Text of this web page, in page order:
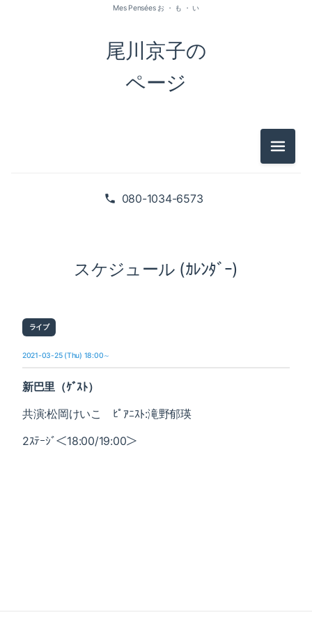
080-1034-6573
尾川京子の
ページ
Mes Pensées お ・ も ・ い
メニュ
スケジュール (ｶﾚﾝﾀﾞｰ)
ライブ
2021-03-25 (Thu) 18:00～
新巴里（ｹﾞｽﾄ）
共演:松岡けいこ ﾋﾟｱﾆｽﾄ:滝野郁瑛
2ｽﾃｰｼﾞ＜18:00/19:00＞